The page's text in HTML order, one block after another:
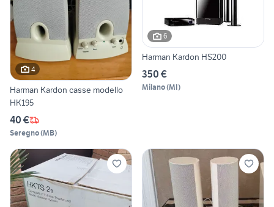
4
Harman Kardon casse modello
HK195
40 €
Seregno(MB)
6
Harman Kardon HS200
350 €
Milano(MI)